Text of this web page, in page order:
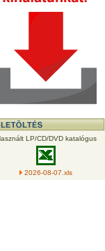
LP/CD/DVD katalógus
2026-08-07.xls